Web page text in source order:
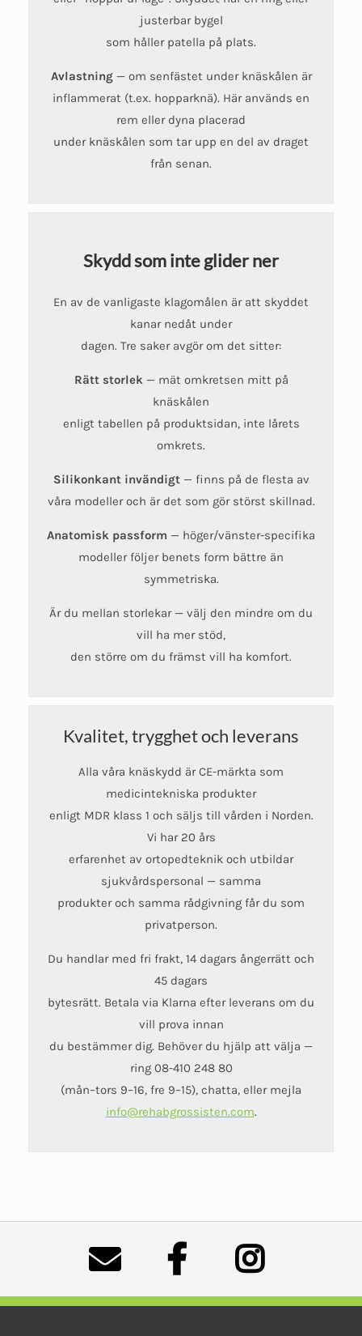
justerbar bygel
som håller patella på plats.
Avlastning— om senfästet under knäskålen är
inflammerat (t.ex. hopparknä). Här används en
rem eller dyna placerad
under knäskålen som tar upp en del av draget
från senan.
Skydd som inte glider ner
En av de vanligaste klagomålen är att skyddet
kanar nedåt under
dagen. Tre saker avgör om det sitter:
Rätt storlek — mät omkretsen mitt på
knäskålen
enligt tabellen på produktsidan, inte lårets
omkrets.
Silikonkant invändigt— finns på de flesta av
våra modeller och är det som gör störst skillnad.
Anatomisk passform — höger/vänster-specifika
modeller följer benets form bättre än
symmetriska.
Är du mellan storlekar — välj den mindre om du
vill ha mer stöd,
den större om du främst vill ha komfort.
Kvalitet, trygghet och leverans
Alla våra knäskydd är CE-märkta som
medicintekniska produkter
enligt MDR klass 1 och säljs till vården i Norden.
Vi har 20 års
erfarenhet av ortopedteknik och utbildar
sjukvårdspersonal — samma
produkter och samma rådgivning får du som
privatperson.
Du handlar med fri frakt, 14 dagars ångerrätt och
45 dagars
bytesrätt. Betala via Klarna efter leverans om du
vill prova innan
du bestämmer dig. Behöver du hjälp att välja —
ring 08-410 248 80
(mån–tors 9–16, fre 9–15), chatta, eller mejla
info@rehabgrossisten.com.